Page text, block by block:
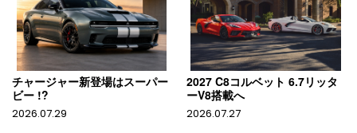
チャージャー新登場はスーパー
ビー !?
2026.07.29
2027 C8コルベット 6.7リッタ
ーV8搭載へ
2026.07.27